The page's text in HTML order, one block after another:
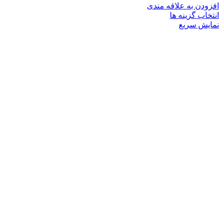
افزودن به علاقه مندی
انتخاب گزینه ها
نمایش سریع